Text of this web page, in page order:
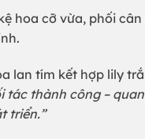
hoa cỡ vừa, phối cân
lan tím kết hợp lily
tác thành công –
triển.”